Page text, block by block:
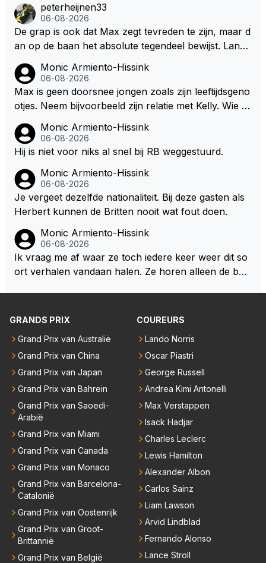
m/haar van zijn laatste zuurverdiende stuiver te ber
oven. De Staat heeft nooit ooit maar een stuiver in Z
andvoort willen investeren en dat zal ook nooit gebe
uren. Afdragen van BTW gelden en vergunningen bi
j dergelijke sportievefestiviteiten MOET je dan weer
wel afstaan, de parasiet.
peterheijnen33
06-08-2026
De grap is ook dat Max zegt tevreden te zijn, maar d
an op de baan het absolute tegendeel bewijst. Lando
dan eigenlijk niet echt zien. ;)
Monic Armiento-Hissink
06-08-2026
Max is geen doorsnee jongen zoals zijn leeftijdsgeno
otjes. Neem bijvoorbeeld zijn relatie met Kelly. Wie g
artjes ouder is en al een kleine heeft van een voorm
alig RB-lid op de leeftijd van 23 jaar? Hij doet dingen
oon. Ieder jaar is er in Hongarije een uitje voor zijn t
eam. Op 28-jarige leeftijd is hij al eigenaar van een su
ccesvol raceteam. Hij is niet alleen speciaal in de aut
Monic Armiento-Hissink
06-08-2026
Hij is niet voor niks al snel bij RB weggestuurd.
Monic Armiento-Hissink
06-08-2026
Je vergeet dezelfde nationaliteit. Bij deze gasten als
Herbert kunnen de Britten nooit wat fout doen.
Monic Armiento-Hissink
06-08-2026
Ik vraag me af waar ze toch iedere keer weer dit so
ort verhalen vandaan halen. Ze horen alleen de boa
emand weet wat er zich afspeelt achter gesloten de
iedereen is vertrokken. Dat er nu een paar jaar acht
er elkaar mensen een andere uitdagingen zoeken of
niet meer in de F1 willen werken is niet zo gek als de
meesten van hen al sinds dat RB hun intrede deed a
anwezig waren. De mensen die nu een aantal van di
e lege plaatsen op gaan vullen hebben ook al jaren
binnen RB gewerkt en zijn voor Max geen vreemde
n meer. Ook andere teams verliezen mensen. Er wo
rdt teveel drama van gemaakt.
GRANDS PRIX
Grand Prix van Australië
Grand Prix van China
Grand Prix van Japan
Grand Prix van Bahrein
Grand Prix van Saoedi-
Arabië
Grand Prix van Miami
Grand Prix van Canada
Grand Prix van Monaco
Grand Prix van Barcelona-
Catalonië
Grand Prix van Oostenrijk
Grand Prix van Groot-
Brittannië
Grand Prix van België
COUREURS
Lando Norris
Oscar Piastri
George Russell
Andrea Kimi Antonelli
Max Verstappen
Isack Hadjar
Charles Leclerc
Lewis Hamilton
Alexander Albon
Carlos Sainz
Liam Lawson
Arvid Lindblad
Fernando Alonso
Lance Stroll